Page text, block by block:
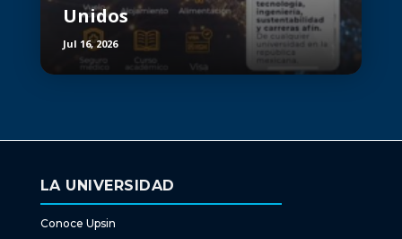
Unidos
Jul 16, 2026
LA UNIVERSIDAD
Conoce Upsin